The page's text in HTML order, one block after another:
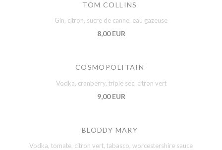
TOM COLLINS
Gin, citron, sucre de canne, eau gazeuse
8,00 EUR
COSMOPOLITAIN
Vodka, cranberry, triple sec, citron vert
9,00 EUR
BLODDY MARY
Vodka, tomate, citron vert, tabasco, worcestershire sauce